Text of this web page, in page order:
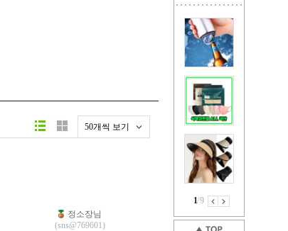
1/9
50개씩 보기
정소장님
(sns@769601)